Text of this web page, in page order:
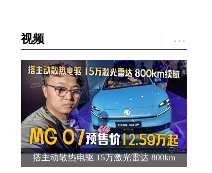
视频
搭主动散热电驱 15万激光雷达 800km